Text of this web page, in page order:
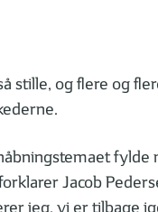
stille, og flere og
Jacob
jeg, vi er tilbage